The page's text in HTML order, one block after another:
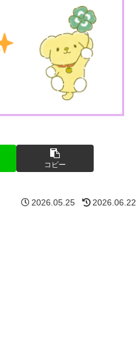
コピー
2026.05.25 2026.06.22